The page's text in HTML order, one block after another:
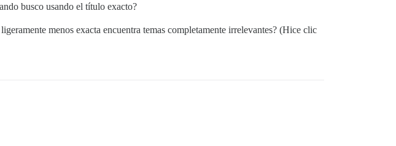
busco usando el título exacto?
menos exacta encuentra temas completamente irrelevantes? (Hice clic